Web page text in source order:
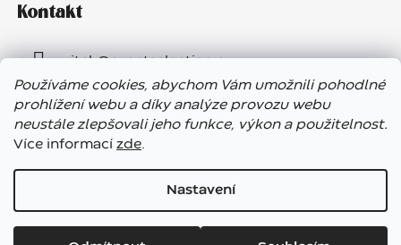
Používáme cookies, abychom Vám umožnili pohodlné
prohlížení webu a díky analýze provozu webu
neustále zlepšovali jeho funkce, výkon a použitelnost.
Více informací zde.
Nastavení
Vážení zákazníci, ve dnech 7. – 13. 8. bude náš showroom
Kontakt
vitek@eventselection.cz
+420 602 410 657
Vytvořil Shoptet